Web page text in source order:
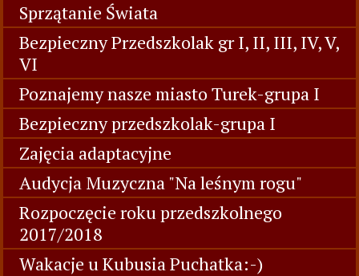
Sprzątanie Świata
Bezpieczny Przedszkolak gr I, II, III, IV, V,
VI
Poznajemy nasze miasto Turek-grupa I
Bezpieczny przedszkolak-grupa I
Zajęcia adaptacyjne
Audycja Muzyczna "Na leśnym rogu"
Rozpoczęcie roku przedszkolnego
2017/2018
Wakacje u Kubusia Puchatka:-)